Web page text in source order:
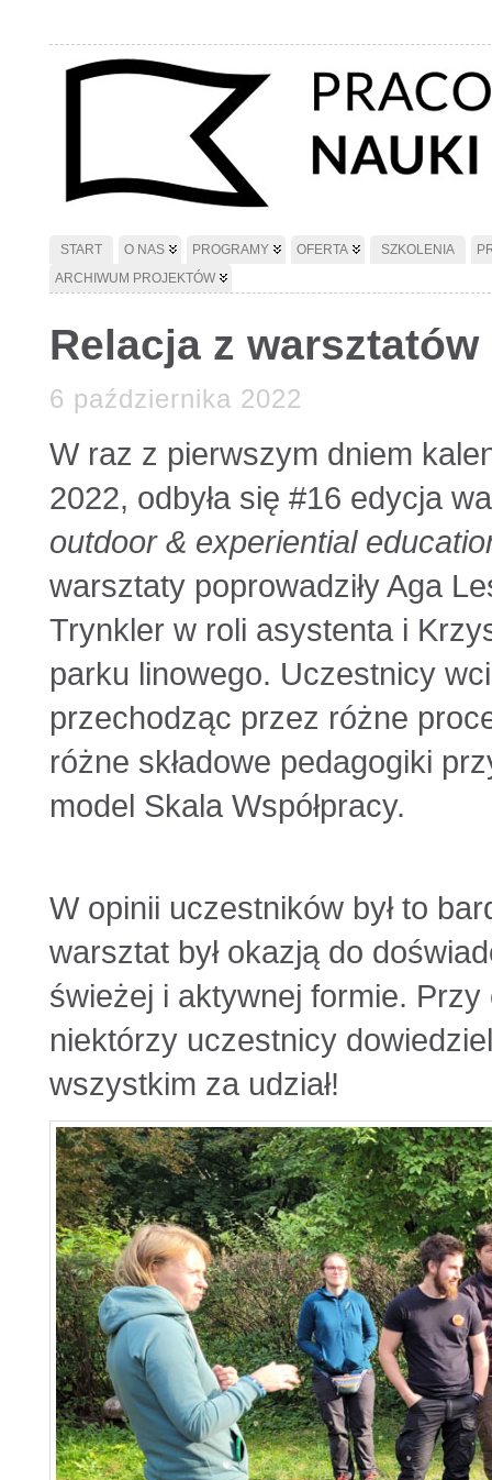
START O NAS PROGRAMY OFERTA SZKOLENIA
ARCHIWUM PROJEKTÓW
Relacja z
6 października 2022
W raz z pierwszym dniem
2022, odbyła się #16 edycja
outdoor & experiential
warsztaty poprowadziły Aga
Trynkler w roli asystenta i
parku linowego. Uczestnicy
przechodząc przez różne
różne składowe pedagogiki
model Skala Współpracy.
W opinii uczestników był to
warsztat był okazją do
świeżej i aktywnej formie.
niektórzy uczestnicy
wszystkim za udział!